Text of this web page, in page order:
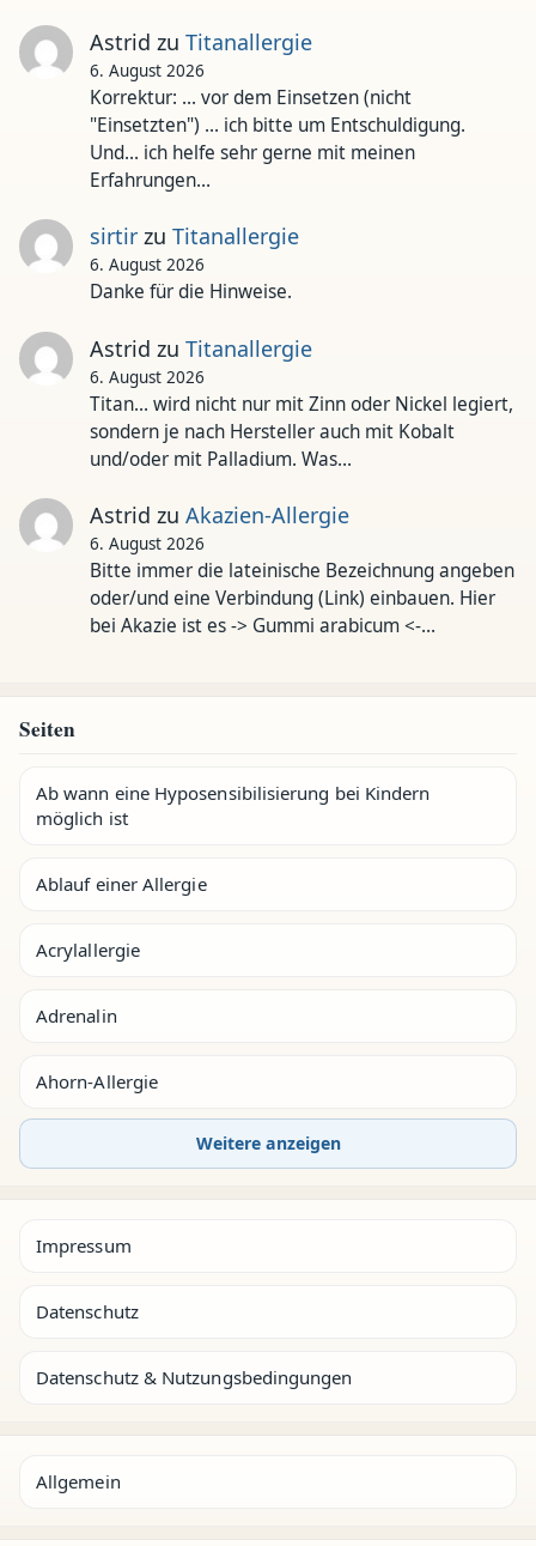
Astrid zu Titanallergie
6. August 2026
Korrektur: ... vor dem Einsetzen (nicht
"Einsetzten") ... ich bitte um Entschuldigung.
Und... ich helfe sehr gerne mit meinen
Erfahrungen…
sirtirzu Titanallergie
6. August 2026
Danke für die Hinweise.
Astrid zu Titanallergie
6. August 2026
Titan... wird nicht nur mit Zinn oder Nickel legiert,
sondern je nach Hersteller auch mit Kobalt
und/oder mit Palladium. Was…
Astrid zu Akazien-Allergie
6. August 2026
Bitte immer die lateinische Bezeichnung angeben
oder/und eine Verbindung (Link) einbauen. Hier
bei Akazie ist es -> Gummi arabicum <-…
Seiten
Ab wann eine Hyposensibilisierung bei Kindern
möglich ist
Ablauf einer Allergie
Acrylallergie
Adrenalin
Ahorn-Allergie
Weitere anzeigen
Impressum
Datenschutz
Datenschutz & Nutzungsbedingungen
Allgemein